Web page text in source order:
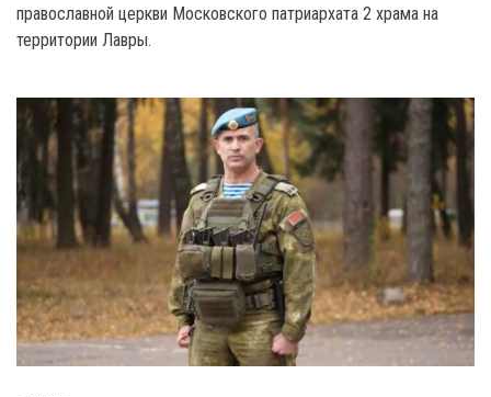
православной церкви Московского патриархата 2 храма на
территории Лавры.